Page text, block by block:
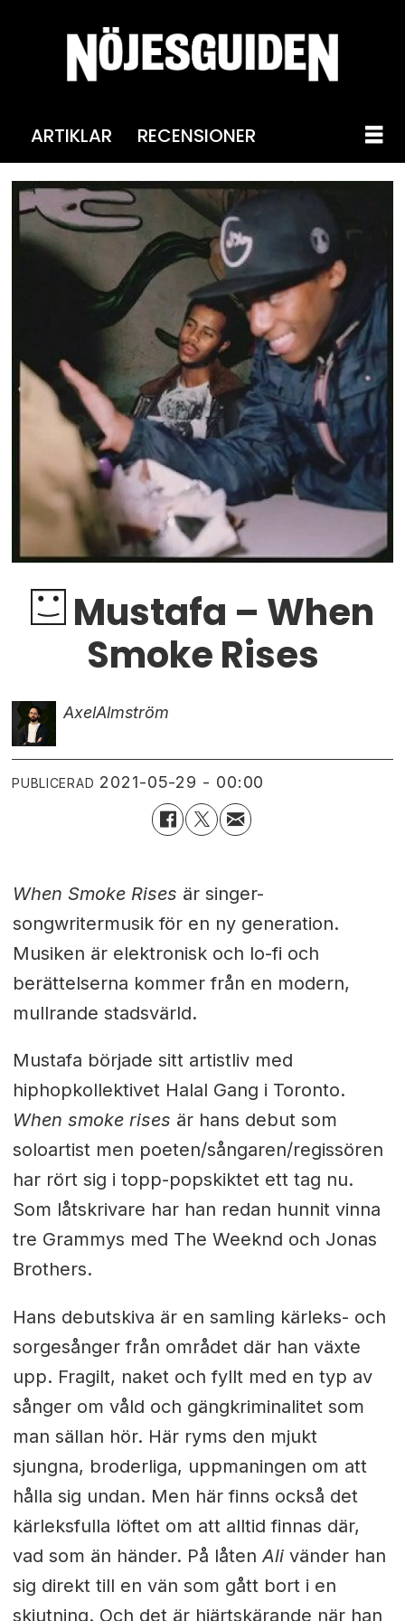
ARTIKLAR RECENSIONER
Mustafa ­– When
Smoke Rises
AxelAlmström
PUBLICERAD 2021-05-29 - 00:00
When Smoke Rises är singer-
songwritermusik för en ny generation.
Musiken är elektronisk och lo-fi och
berättelserna kommer från en modern,
mullrande stadsvärld.
Mustafa började sitt artistliv med
hiphopkollektivet Halal Gang i Toronto.
When smoke rises är hans debut som
soloartist men poeten/sångaren/regissören
har rört sig i topp-popskiktet ett tag nu.
Som låtskrivare har han redan hunnit vinna
tre Grammys med The Weeknd och Jonas
Brothers.
Hans debutskiva är en samling kärleks- och
sorgesånger från området där han växte
upp. Fragilt, naket och fyllt med en typ av
sånger om våld och gängkriminalitet som
man sällan hör. Här ryms den mjukt
sjungna, broderliga, uppmaningen om att
hålla sig undan. Men här finns också det
kärleksfulla löftet om att alltid finnas där,
vad som än händer. På låtenAlivänder han
sig direkt till en vän som gått bort i en
skjutning. Och det är hjärtskärande när han